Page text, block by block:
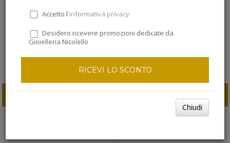
Accetto l'informativa privacy
Desidero ricevere promozioni dedicate da
Gioielleria Nicolello
RICEVI LO SCONTO
Chiudi